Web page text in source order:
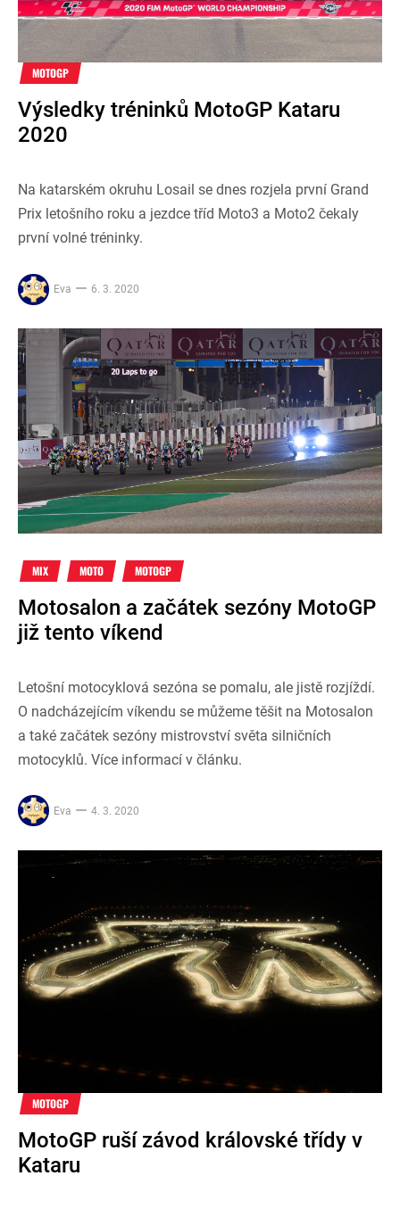
MOTOGP
Výsledky tréninků MotoGP Kataru
2020
Na katarském okruhu Losail se dnes rozjela první Grand
Prix letošního roku a jezdce tříd Moto3 a Moto2 čekaly
první volné tréninky.
Eva 6. 3. 2020
MIX MOTO MOTOGP
Motosalon a začátek sezóny MotoGP
již tento víkend
Letošní motocyklová sezóna se pomalu, ale jistě rozjíždí.
O nadcházejícím víkendu se můžeme těšit na Motosalon
a také začátek sezóny mistrovství světa silničních
motocyklů. Více informací v článku.
Eva 4. 3. 2020
MOTOGP
MotoGP ruší závod královské třídy v
Kataru